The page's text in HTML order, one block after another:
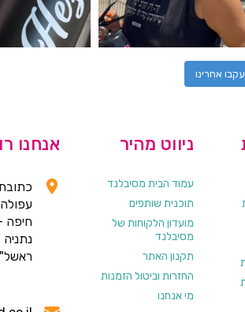
עקבו אחרינו
אנחנו
חיפה
נתניה -
ניווט מהיר
עמוד הבית מסיבלנד
תוכנית שותפים
מועדון הלקוחות של
מסיבלנד
תקנון האתר
החזרות וביטול הזמנות
מי אנחנו